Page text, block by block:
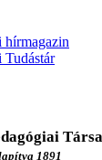
hírmagazin
Tudástár
1891